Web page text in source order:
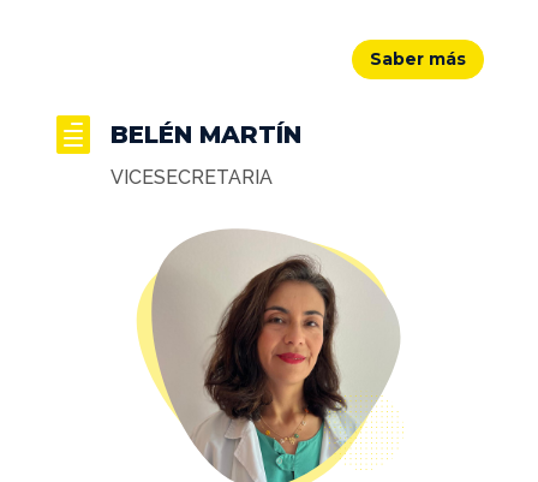
Saber más
 BELÉN MARTÍN
VICESECRETARIA